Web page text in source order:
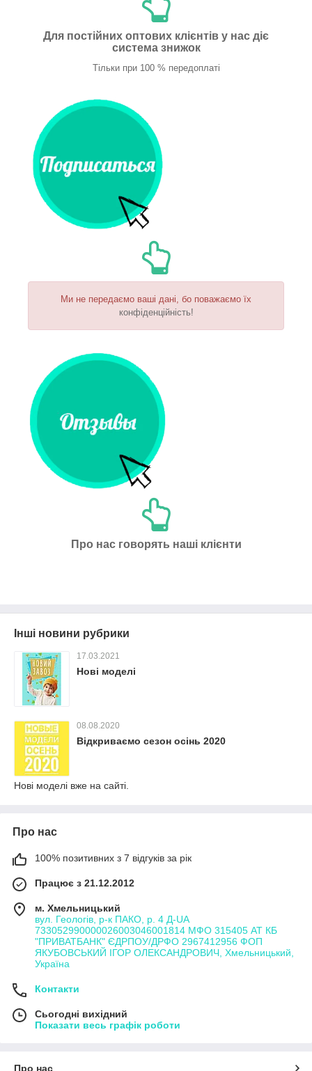
Для постійних оптових клієнтів у нас діє
система знижок
Тільки при 100 % передоплаті
Ми не передаємо ваші дані, бо поважаємо їх
конфіденційність!
Про нас говорять наші клієнти
Інші новини рубрики
17.03.2021
Нові моделі
08.08.2020
Відкриваємо сезон осінь 2020
Нові моделі вже на сайті.
Про нас
100% позитивних з 7 відгуків за рік
Працює з 21.12.2012
м. Хмельницький
вул. Геологів, р-к ПАКО, р. 4 Д-UA
733052990000026003046001814 МФО 315405 АТ КБ
"ПРИВАТБАНК" ЄДРПОУ/ДРФО 2967412956 ФОП
ЯКУБОВСЬКИЙ ІГОР ОЛЕКСАНДРОВИЧ, Хмельницький,
Україна
Контакти
Сьогодні вихідний
Показати весь графік роботи
Про нас